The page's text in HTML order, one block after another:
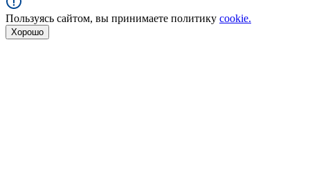
Пользуясь сайтом, вы принимаете политику cookie.
Хорошо